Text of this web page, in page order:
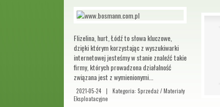
Flizelina, hurt, Łódź to słowa kluczowe,
dzięki którym korzystając z wyszukiwarki
internetowej jesteśmy w stanie znaleźć takie
firmy, których prowadzona działalność
związana jest z wymienionymi...
2021-05-24 |
Kategoria: Sprzedaż / Materiały
Eksploatacyjne